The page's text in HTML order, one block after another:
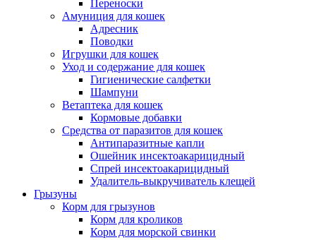
Переноски
Амуниция для кошек
Адресник
Поводки
Игрушки для кошек
Уход и содержание для кошек
Гигиенические салфетки
Шампуни
Ветаптека для кошек
Кормовые добавки
Средства от паразитов для кошек
Антипаразитные капли
Ошейник инсектоакарицидный
Спрей инсектоакарицидный
Удалитель-выкручиватель клещей
Грызуны
Корм для грызунов
Корм для кроликов
Корм для морской свинки